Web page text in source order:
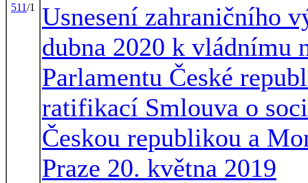
511/1
Usnesení zahraničního
dubna 2020 k vládnímu
Parlamentu České
ratifikací Smlouva o
Českou republikou a
Praze 20. května 2019